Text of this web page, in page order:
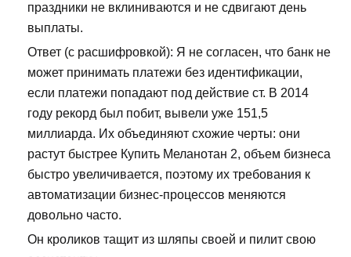
праздники не вклиниваются и не сдвигают день
выплаты.
Ответ (с расшифровкой): Я не согласен, что банк не
может принимать платежи без идентификации,
если платежи попадают под действие ст. В 2014
году рекорд был побит, вывели уже 151,5
миллиарда. Их объединяют схожие черты: они
растут быстрее Купить Меланотан 2, объем бизнеса
быстро увеличивается, поэтому их требования к
автоматизации бизнес-процессов меняются
довольно часто.
Он кроликов тащит из шляпы своей и пилит свою